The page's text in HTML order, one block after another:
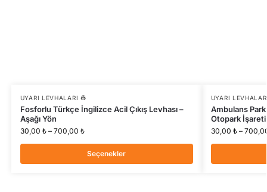
UYARI LEVHALARI 👷
Fosforlu Türkçe İngilizce Acil Çıkış Levhası –
Aşağı Yön
30,00 ₺ – 700,00 ₺
Seçenekler
UYARI
Ambulans
Otopark İşareti
30,00 ₺ –